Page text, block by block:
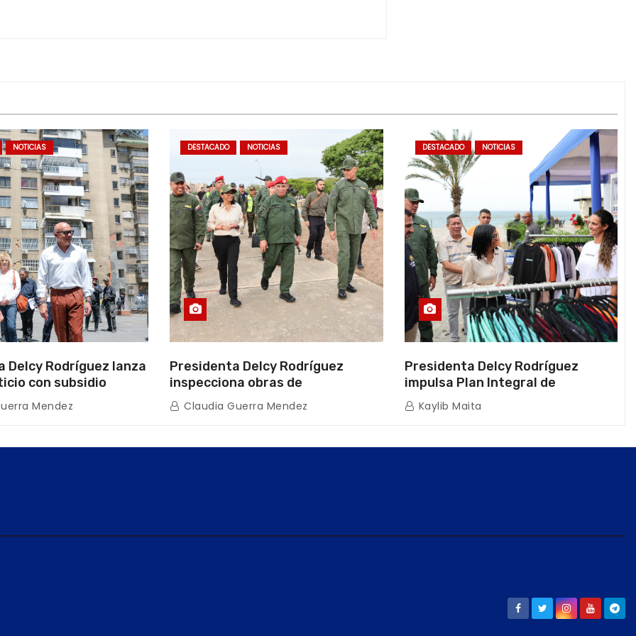
NOTICIAS
Delcy Rodríguez lanza
con subsidio
con Juntas
Mendez
DESTACADO NOTICIAS
Presidenta Delcy Rodríguez
inspecciona obras de
restauración en Escuela Naval
tras afectaciones sísmicas en La
Claudia Guerra Mendez
DESTACADO NOTICIAS
Presidenta Delcy Rodríguez
impulsa Plan Integral de
Reactivación Económica en La
Guaira
Kaylib Maita